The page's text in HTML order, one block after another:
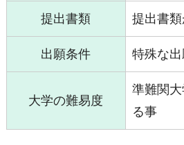
提出書類 提出書
出願条件 特殊な
大学の難易度
準難関
る事